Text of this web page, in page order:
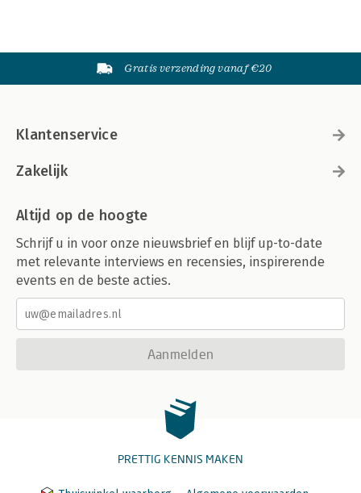
Gratis verzending vanaf €20
Klantenservice
Zakelijk
Altijd op de hoogte
Schrijf u in voor onze nieuwsbrief en blijf up-to-date
met relevante interviews en recensies, inspirerende
events en de beste acties.
Aanmelden
PRETTIG KENNIS MAKEN